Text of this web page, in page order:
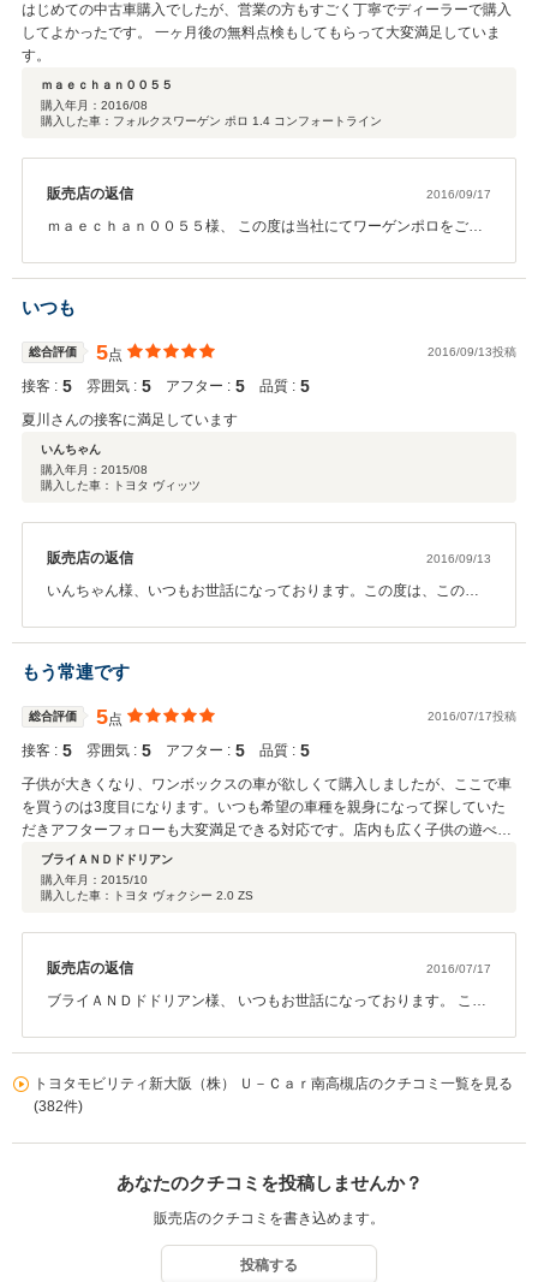
はじめての中古車購入でしたが、営業の方もすごく丁寧でディーラーで購入
してよかったです。 一ヶ月後の無料点検もしてもらって大変満足していま
す。
ｍａｅｃｈａｎ００５５
購入年月： 2016/08
購入した車：フォルクスワーゲン ポロ 1.4 コンフォートライン
販売店の返信 2016/09/17
ｍａｅｃｈａｎ００５５様、 この度は当社にてワーゲンポロをご購
しております。 何かお困りの際はぜひお気軽にお立ち寄りくださ
い。 今後とも、どうぞ宜しくお願い致します。
いつも
総合評価 5点 2016/09/13投稿
接客 : 5 雰囲気 : 5 アフター : 5 品質 : 5
夏川さんの接客に満足しています
いんちゃん
購入年月： 2015/08
購入した車：トヨタ ヴィッツ
販売店の返信 2016/09/13
いんちゃん様、いつもお世話になっております。この度は、このよ
お伝え下さい。 ありがとう御座いました。
もう常連です
総合評価 5点 2016/07/17投稿
接客 : 5 雰囲気 : 5 アフター : 5 品質 : 5
子供が大きくなり、ワンボックスの車が欲しくて購入しましたが、ここで車
を買うのは3度目になります。いつも希望の車種を親身になって探していた
だきアフターフォローも大変満足できる対応です。店内も広く子供の遊べる
プレイスペースもあり、子供ずれでも安心してじっくり車をえらべます。
ブライＡＮＤドドリアン
購入年月： 2015/10
購入した車：トヨタ ヴォクシー 2.0 ZS
販売店の返信 2016/07/17
ブライＡＮＤドドリアン様、 いつもお世話になっております。 この
さなど、ご家族に喜んでいただけるサービスを充実させる努力をし
ております。この度はお子様にも喜んでいただけたようで、弊社と
もよろしくお願いいたします。
トヨタモビリティ新大阪（株） Ｕ－Ｃａｒ南高槻店のクチコミ一覧を見る
(382件)
あなたのクチコミを投稿しませんか？
販売店のクチコミを書き込めます。
投稿する